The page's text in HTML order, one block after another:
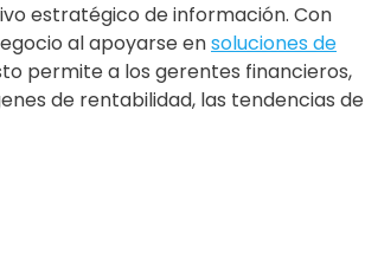
estratégico de información. Con
al apoyarse ensoluciones de
permite a los gerentes financieros,
de rentabilidad, las tendencias de